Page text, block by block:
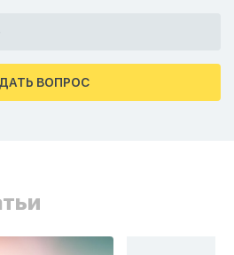
намаз не
истихар во время
ВОПРОС